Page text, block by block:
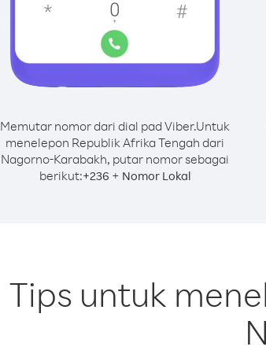
Memutar nomor dari dial pad Viber.Untuk
menelepon Republik Afrika Tengah dari
Nagorno-Karabakh, putar nomor sebagai
berikut:+236 + Nomor Lokal
Tips untuk